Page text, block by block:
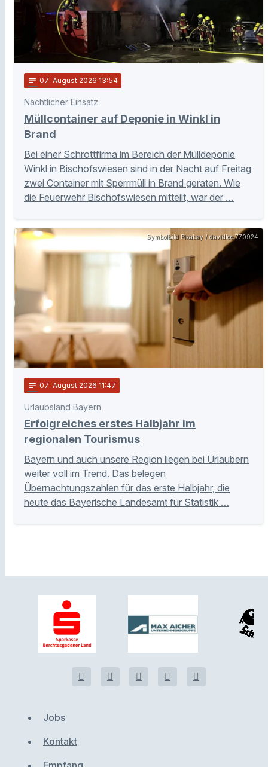
notes 07. August 2026 13:54
Nächtlicher Einsatz
Müllcontainer auf Deponie in Winkl in
Brand
Bei einer Schrottfirma im Bereich der Mülldeponie
Winkl in Bischofswiesen sind in der Nacht auf Freitag
zwei Container mit Sperrmüll in Brand geraten. Wie
die Feuerwehr Bischofswiesen mitteilt, war der …
Symbolbild Pixabay / davidlee 770924
notes 07. August 2026 11:47
Urlaubsland Bayern
Erfolgreiches erstes Halbjahr im
regionalen Tourismus
Bayern und auch unsere Region liegen bei Urlaubern
weiter voll im Trend. Das belegen
Übernachtungszahlen für das erste Halbjahr, die
heute das Bayerische Landesamt für Statistik …
Jobs
Kontakt